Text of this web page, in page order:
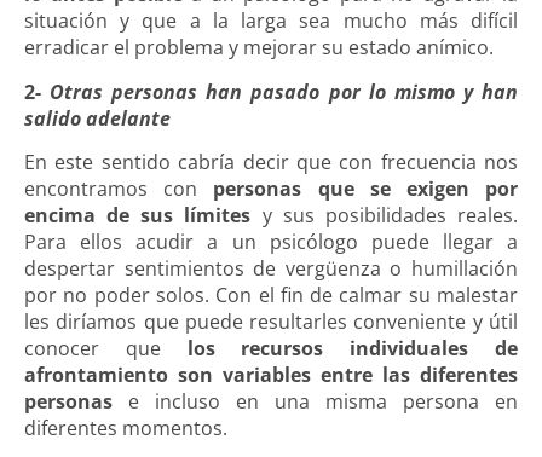
situación y que a la larga sea mucho más difícil
erradicar el problema y mejorar su estado anímico.
2- Otras personas han pasado por lo mismo y han
salido adelante
En este sentido cabría decir que con frecuencia nos
encontramos con personas que se exigen por
encima de sus límites y sus posibilidades reales.
Para ellos acudir a un psicólogo puede llegar a
despertar sentimientos de vergüenza o humillación
por no poder solos. Con el fin de calmar su malestar
les diríamos que puede resultarles conveniente y útil
conocer que los recursos individuales de
afrontamiento son variables entre las diferentes
personas e incluso en una misma persona en
diferentes momentos.